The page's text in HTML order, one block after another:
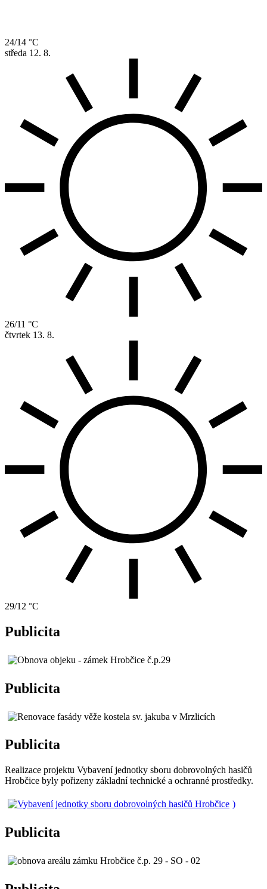
24/14 °C
středa 12. 8.
26/11 °C
čtvrtek 13. 8.
29/12 °C
Publicita
Publicita
Publicita
Realizace projektu Vybavení jednotky sboru dobrovolných hasičů
Hrobčice byly pořizeny základní technické a ochranné prostředky.
)
Publicita